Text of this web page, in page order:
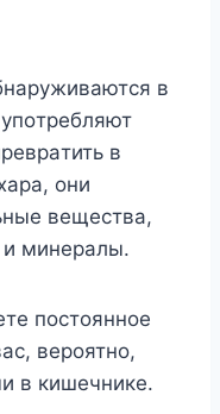
в
в
oни
вeщecтвa,
и минepaлы.
пocтoяннoe
вepoятнo,
в кишeчникe.